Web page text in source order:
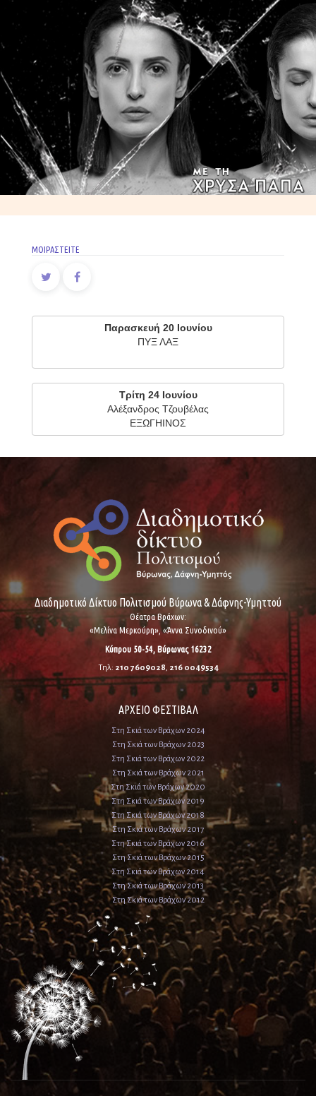
ΜΟΙΡΑΣΤΕΙΤΕ
Παρασκευή 20 Ιουνίου
ΠΥΞ ΛΑΞ
Τρίτη 24 Ιουνίου
Αλέξανδρος Τζουβέλας
ΕΞΩΓΗΙΝΟΣ
Διαδημοτικό Δίκτυο Πολιτισμού Βύρωνα & Δάφνης-Υμηττού
Θέατρα Βράχων:
«Μελίνα Μερκούρη», «Άννα Συνοδινού»
Κύπρου 50-54, Βύρωνας 16232
Τηλ: 210 7609028, 216 0049534
ΑΡΧΕΙΟ ΦΕΣΤΙΒΑΛ
Στη Σκιά των Βράχων 2024
Στη Σκιά των Βράχων 2023
Στη Σκιά των Βράχων 2022
Στη Σκιά των Βράχων 2021
Στη Σκιά των Βράχων 2020
Στη Σκιά των Βράχων 2019
Στη Σκιά των Βράχων 2018
Στη Σκιά των Βράχων 2017
Στη Σκιά των Βράχων 2016
Στη Σκιά των Βράχων 2015
Στη Σκιά των Βράχων 2014
Στη Σκιά των Βράχων 2013
Στη Σκιά των Βράχων 2012